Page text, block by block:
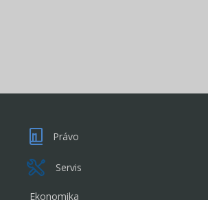
Právo
Servis
Ekonomika